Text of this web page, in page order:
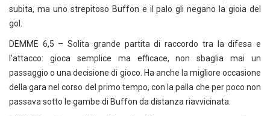
subita, ma uno strepitoso Buffon e il palo gli negano la gioia del
gol.
DEMME 6,5 – Solita grande partita di raccordo tra la difesa e
l’attacco: gioca semplice ma efficace, non sbaglia mai un
passaggio o una decisione di gioco. Ha anche la migliore occasione
della gara nel corso del primo tempo, con la palla che per poco non
passava sotto le gambe di Buffon da distanza riavvicinata.